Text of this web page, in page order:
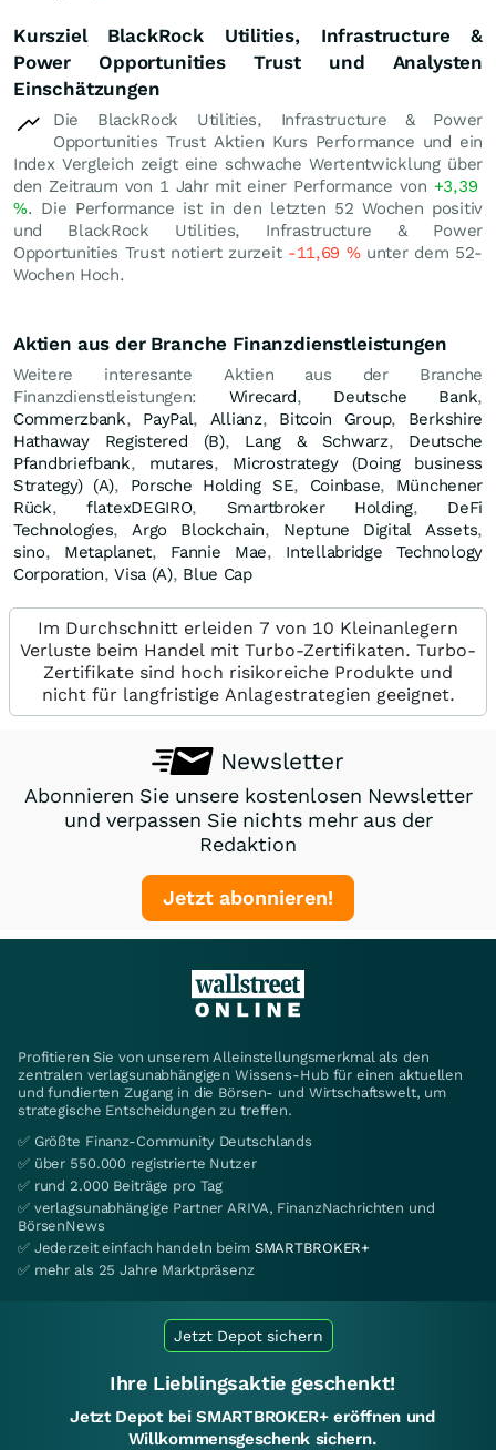
Kursziel BlackRock Utilities, Infrastructure &
Power Opportunities Trust und Analysten
Einschätzungen
Die BlackRock Utilities, Infrastructure & Power
Opportunities Trust Aktien Kurs Performance und ein
Index Vergleich zeigt eine schwache Wertentwicklung über
den Zeitraum von 1 Jahr mit einer Performance von +3,39
%. Die Performance ist in den letzten 52 Wochen positiv
und BlackRock Utilities, Infrastructure & Power
Opportunities Trust notiert zurzeit -11,69 %unter dem 52-
Wochen Hoch.
Aktien aus der Branche Finanzdienstleistungen
Weitere interesante Aktien aus der Branche
Finanzdienstleistungen: Wirecard, Deutsche Bank,
Commerzbank, PayPal, Allianz, Bitcoin Group, Berkshire
Hathaway Registered (B), Lang & Schwarz, Deutsche
Pfandbriefbank, mutares, Microstrategy (Doing business
Strategy) (A), Porsche Holding SE, Coinbase, Münchener
Rück,flatexDEGIRO, Smartbroker Holding, DeFi
Technologies,Argo Blockchain, Neptune Digital Assets,
sino, Metaplanet, Fannie Mae, Intellabridge Technology
Corporation,Visa (A), Blue Cap
Im Durchschnitt erleiden 7 von 10 Kleinanlegern
Verluste beim Handel mit Turbo-Zertifikaten. Turbo-
Zertifikate sind hoch risikoreiche Produkte und
nicht für langfristige Anlagestrategien geeignet.
Newsletter
Abonnieren Sie unsere kostenlosen Newsletter
und verpassen Sie nichts mehr aus der
Redaktion
Jetzt abonnieren!
Profitieren Sie von unserem Alleinstellungsmerkmal als den
zentralen verlagsunabhängigen Wissens-Hub für einen aktuellen
und fundierten Zugang in die Börsen- und Wirtschaftswelt, um
strategische Entscheidungen zu treffen.
✅ Größte Finanz-Community Deutschlands
✅ über 550.000 registrierte Nutzer
✅ rund 2.000 Beiträge pro Tag
✅ verlagsunabhängige Partner ARIVA, FinanzNachrichten und
BörsenNews
✅ Jederzeit einfach handeln beim SMARTBROKER+
✅ mehr als 25 Jahre Marktpräsenz
Jetzt Depot sichern
Ihre Lieblingsaktie geschenkt!
Jetzt Depot bei SMARTBROKER+ eröffnen und
Willkommensgeschenk sichern.